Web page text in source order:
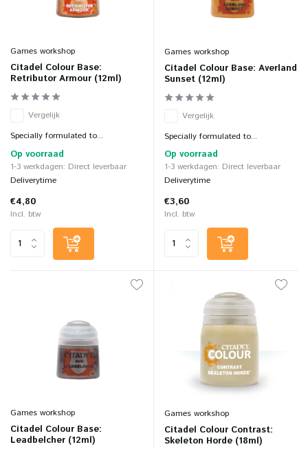
Games workshop
Citadel Colour Base:
Retributor Armour (12ml)
Vergelijk
Specially formulated to...
Op voorraad
1-3 werkdagen: Direct leverbaar
Deliverytime
€4,80
Incl. btw
Games workshop
Citadel Colour Base: Averland
Sunset (12ml)
Vergelijk
Specially formulated to...
Op voorraad
1-3 werkdagen: Direct leverbaar
Deliverytime
€3,60
Incl. btw
Games workshop
Citadel Colour Base:
Leadbelcher (12ml)
Games workshop
Citadel Colour Contrast:
Skeleton Horde (18ml)